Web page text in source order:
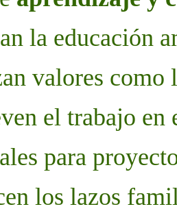
la educación
valores como
el trabajo
para
los lazos